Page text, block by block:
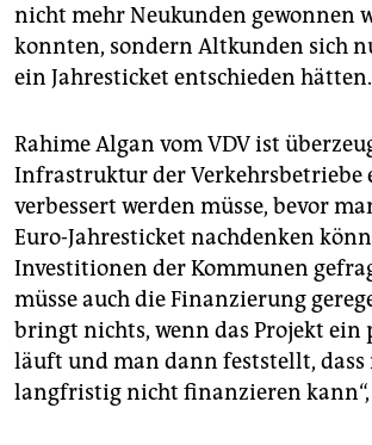
nicht mehr Neukunden gewonnen
konnten, sondern Altkunden sich
ein Jahresticket entschieden hätten.
Rahime Algan vom VDV ist
Infrastruktur der Verkehrsbetriebe
verbessert werden müsse, bevor
Euro-Jahresticket nachdenken
Investi­tio­nen der Kommunen
müsse auch die Finanzierung
bringt nichts, wenn das Projekt ein
läuft und man dann feststellt, dass
langfristig nicht finanzieren kann“,